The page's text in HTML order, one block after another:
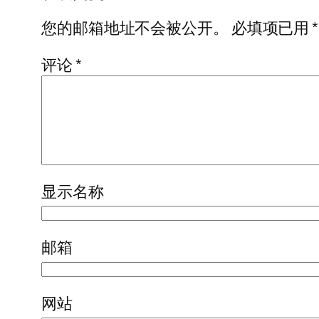
您的邮箱地址不会被公开。
必填项已用*
评论*
显示名称
邮箱
网站